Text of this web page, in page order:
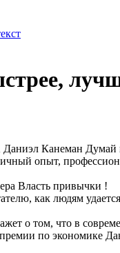
Даниэл Канеман
опыт,
Власть привычки !
как людям
о том, что в
по экономике